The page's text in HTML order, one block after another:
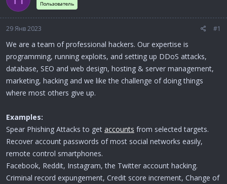
а
Пользователь
29 Янв 2023 #1
We are a team of professional hackers. Our expertise is
programming, running exploits, and setting up DDoS attacks,
database, SEO and web design, hosting & server management,
marketing, hacking and we like the challenge of doing things
where most others give up.
Examples:
Spear Phishing Attacks to get accounts from selected targets.
Recover account passwords of most social networks easily,
remote control smartphones.
Facebook, Reddit, Instagram, the Twitter account hacking.
Criminal record expungement, Credit score increment, Change of